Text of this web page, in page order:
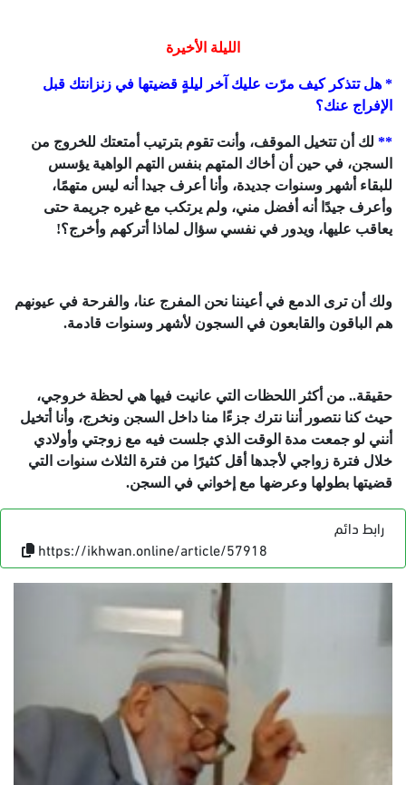
الليلة الأخيرة
* هل تتذكر كيف مرّت عليك آخر ليلةٍ قضيتها في زنزانتك قبل
الإفراج عنك؟
** لك أن تتخيل الموقف، وأنت تقوم بترتيب أمتعتك للخروج من
السجن، في حين أن أخاك المتهم بنفس التهم الواهية يؤسس
للبقاء أشهر وسنوات جديدة، وأنا أعرف جيدا أنه ليس متهمًا،
وأعرف جيدًا أنه أفضل مني، ولم يرتكب مع غيره جريمة حتى
يعاقب عليها، ويدور في نفسي سؤال لماذا أتركهم وأخرج؟!
ولك أن ترى الدمع في أعيننا نحن المفرج عنا، والفرحة في عيونهم
هم الباقون والقابعون في السجون لأشهر وسنوات قادمة.
حقيقة.. من أكثر اللحظات التي عانيت فيها هي لحظة خروجي،
حيث كنا نتصور أننا نترك جزءًا منا داخل السجن ونخرج، وأنا أتخيل
أنني لو جمعت مدة الوقت الذي جلست فيه مع زوجتي وأولادي
خلال فترة زواجي لأجدها أقل كثيرًا من فترة الثلاث سنوات التي
قضيتها بطولها وعرضها مع إخواني في السجن.
رابط دائم
https://ikhwan.online/article/57918